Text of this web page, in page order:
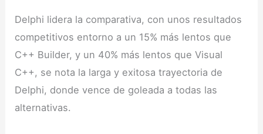
Delphi lidera la comparativa, con unos resultados
competitivos entorno a un 15% más lentos que
C++ Builder, y un 40% más lentos que Visual
C++, se nota la larga y exitosa trayectoria de
Delphi, donde vence de goleada a todas las
alternativas.